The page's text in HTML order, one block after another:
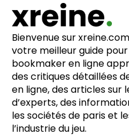
Bienvenue sur
votre meilleur guide
bookmaker en ligne
des critiques détaillées
en ligne, des articles sur
d’experts, des
les sociétés de paris et
l’industrie du jeu.